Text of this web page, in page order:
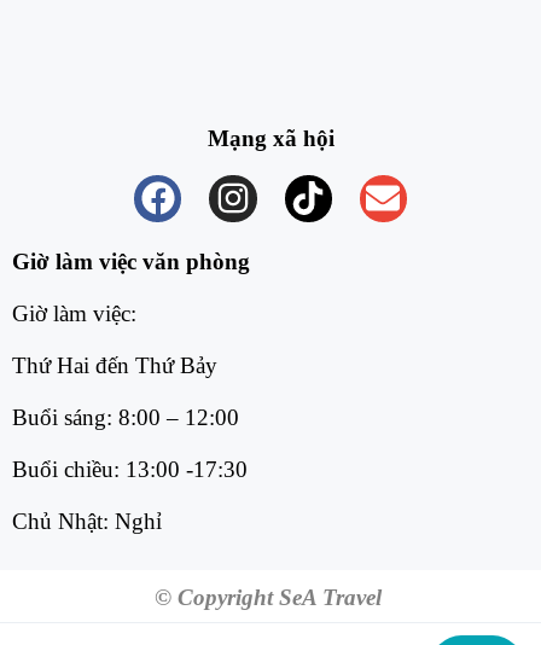
Mạng xã hội
Giờ làm việc văn phòng
Giờ làm việc:
Thứ Hai đến Thứ Bảy
Buổi sáng: 8:00 – 12:00
Buổi chiều: 13:00 -17:30
Chủ Nhật: Nghỉ
© Copyright SeA Travel